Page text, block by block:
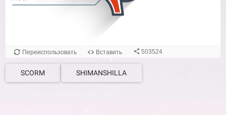
SCORM SHIMANSHILLA